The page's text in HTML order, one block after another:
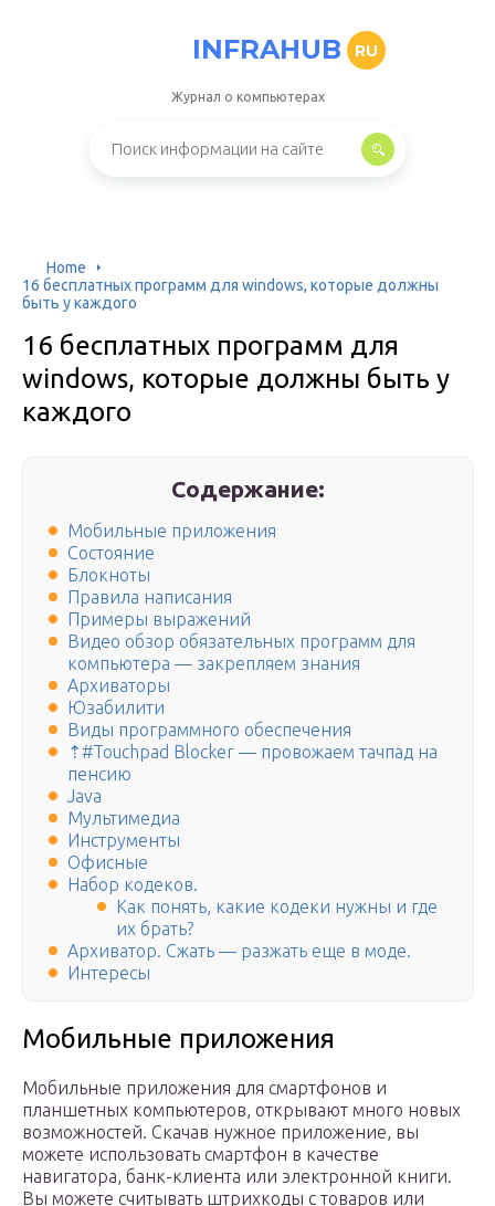
INFRAHUB RU
Журнал о компьютерах
Home
16 бесплатных программ для windows, которые должны
быть у каждого
16 бесплатных программ для
windows, которые должны быть у
каждого
Содержание:
Мобильные приложения
Состояние
Блокноты
Правила написания
Примеры выражений
Видео обзор обязательных программ для
компьютера — закрепляем знания
Архиваторы
Юзабилити
Виды программного обеспечения
⇡#Touchpad Blocker — провожаем тачпад на
пенсию
Java
Мультимедиа
Инструменты
Офисные
Набор кодеков.
Как понять, какие кодеки нужны и где
их брать?
Архиватор. Сжать — разжать еще в моде.
Интересы
Мобильные приложения
Мобильные приложения для смартфонов и
планшетных компьютеров, открывают много новых
возможностей. Скачав нужное приложение, вы
можете использовать смартфон в качестве
навигатора, банк-клиента или электронной книги.
Вы можете считывать штрихкоды с товаров или